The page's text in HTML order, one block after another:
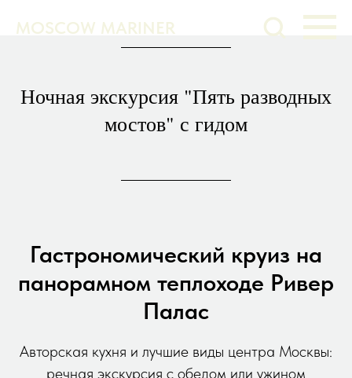
MOSCOW MARINER
Ночная экскурсия "Пять разводных
мостов" с гидом
Гастрономический круиз на
панорамном теплоходе Ривер
Палас
Авторская кухня и лучшие виды центра Москвы:
речная экскурсия с обедом или ужином